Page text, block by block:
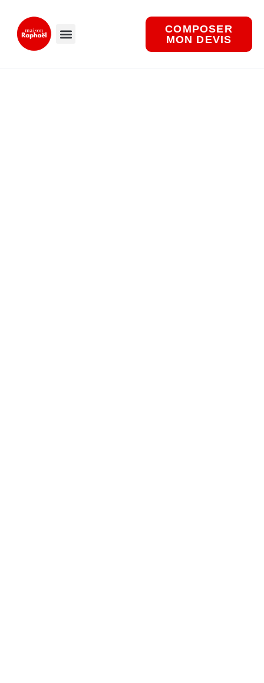
contenu
COMPOSER
MON DEVIS